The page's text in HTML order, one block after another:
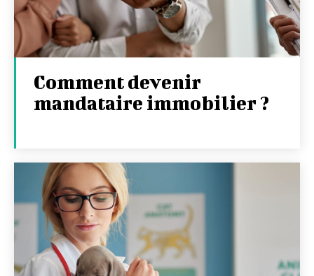
Comment devenir
mandataire immobilier ?